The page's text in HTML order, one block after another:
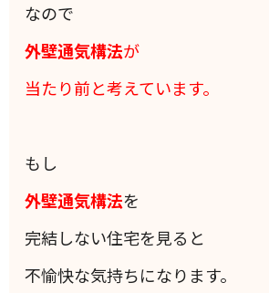
なので
外壁通気構法が
当たり前と考えています。
もし
外壁通気構法を
完結しない住宅を見ると
不愉快な気持ちになります。